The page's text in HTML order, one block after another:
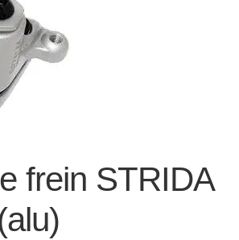
frein STRIDA